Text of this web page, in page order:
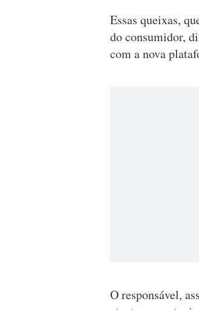
Essas queixas,
do consumidor,
com a nova
O responsável,